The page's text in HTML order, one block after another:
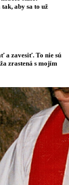
aby sa to už
a zavesiť. To nie sú
zrastená s mojím